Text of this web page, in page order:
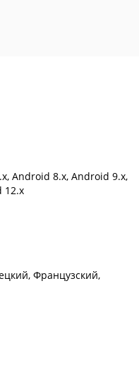
Android 8.x, Android 9.x,
12.x
Французский,